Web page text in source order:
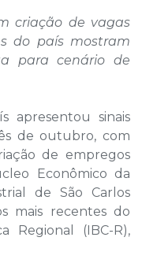
criação de vagas
do país mostram
para cenário de
apresentou sinais
de outubro, com
de empregos
Econômico da
de São Carlos
mais recentes do
Regional (IBC-R),